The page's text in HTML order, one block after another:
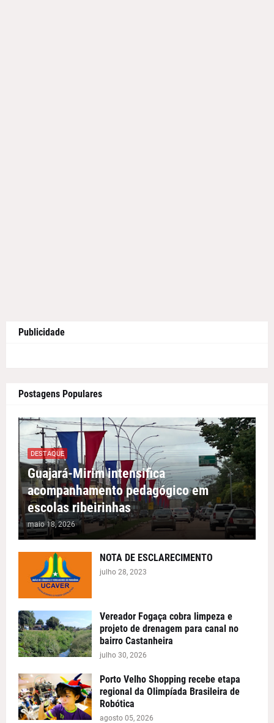
Publicidade
Postagens Populares
DESTAQUE
Guajará-Mirim intensifica
acompanhamento pedagógico em
escolas ribeirinhas
maio 18, 2026
NOTA DE ESCLARECIMENTO
julho 28, 2023
Vereador Fogaça cobra limpeza e
projeto de drenagem para canal no
bairro Castanheira
julho 30, 2026
Porto Velho Shopping recebe etapa
regional da Olimpíada Brasileira de
Robótica
agosto 05, 2026